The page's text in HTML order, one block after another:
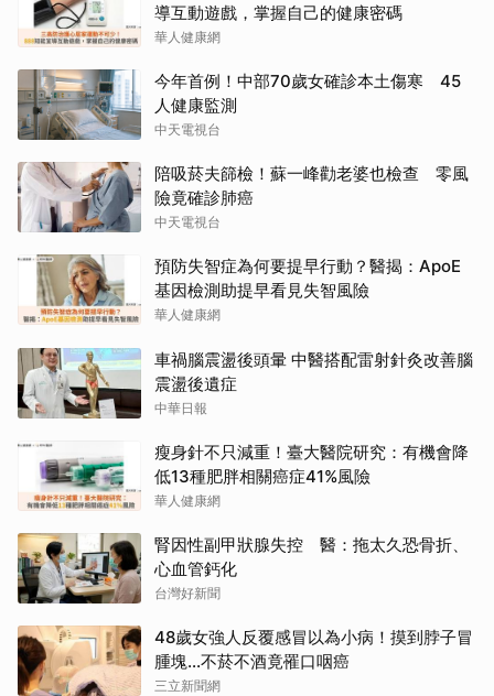
導互動遊戲，掌握自己的健康密碼
華人健康網
今年首例！中部70歲女確診本土傷寒 45
人健康監測
中天電視台
陪吸菸夫篩檢！蘇一峰勸老婆也檢查 零風
險竟確診肺癌
中天電視台
預防失智症為何要提早行動？醫揭：ApoE
基因檢測助提早看見失智風險
華人健康網
車禍腦震盪後頭暈 中醫搭配雷射針灸改善腦
震盪後遺症
中華日報
瘦身針不只減重！臺大醫院研究：有機會降
低13種肥胖相關癌症41%風險
華人健康網
腎因性副甲狀腺失控 醫：拖太久恐骨折、
心血管鈣化
台灣好新聞
48歲女強人反覆感冒以為小病！摸到脖子冒
腫塊...不菸不酒竟罹口咽癌
三立新聞網